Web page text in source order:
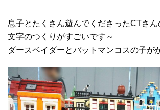
息子とたくさん遊んでくださったCTさん
文字のつくりがすごいです～
ダースベイダーとバットマンコスの子が